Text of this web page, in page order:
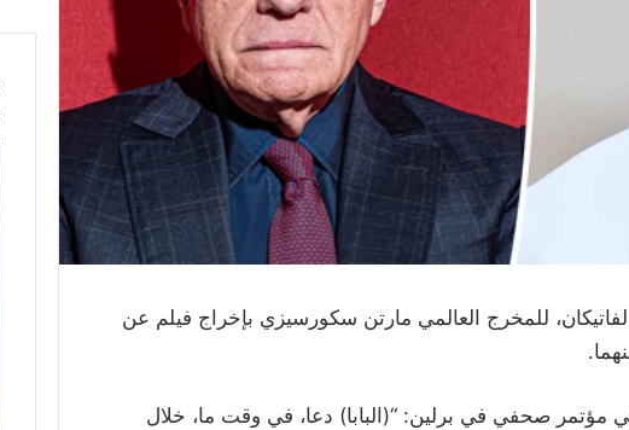
الفاتيكان، للمخرج العالمي مارتن سكورسيزي بإخراج فيلم عن
البالغ من العمر 81 عاماً، في مؤتمر صحفي في برلين: “(البابا) دعا، في وقت ما، خلال